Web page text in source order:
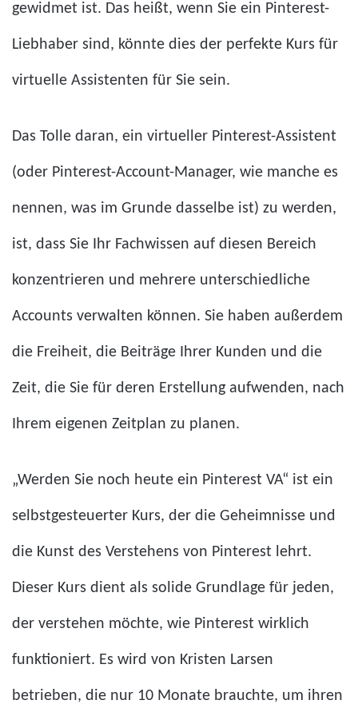
gewidmet ist. Das heißt, wenn Sie ein Pinterest-
Liebhaber sind, könnte dies der perfekte Kurs für
virtuelle Assistenten für Sie sein.
Das Tolle daran, ein virtueller Pinterest-Assistent
(oder Pinterest-Account-Manager, wie manche es
nennen, was im Grunde dasselbe ist) zu werden,
ist, dass Sie Ihr Fachwissen auf diesen Bereich
konzentrieren und mehrere unterschiedliche
Accounts verwalten können. Sie haben außerdem
die Freiheit, die Beiträge Ihrer Kunden und die
Zeit, die Sie für deren Erstellung aufwenden, nach
Ihrem eigenen Zeitplan zu planen.
„Werden Sie noch heute ein Pinterest VA“ ist ein
selbstgesteuerter Kurs, der die Geheimnisse und
die Kunst des Verstehens von Pinterest lehrt.
Dieser Kurs dient als solide Grundlage für jeden,
der verstehen möchte, wie Pinterest wirklich
funktioniert. Es wird von Kristen Larsen
betrieben, die nur 10 Monate brauchte, um ihren